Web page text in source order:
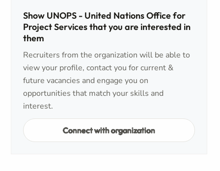
Show UNOPS - United Nations Office for
Project Services that you are interested in
them
Recruiters from the organization will be able to
view your profile, contact you for current &
future vacancies and engage you on
opportunities that match your skills and
interest.
Connect with organization